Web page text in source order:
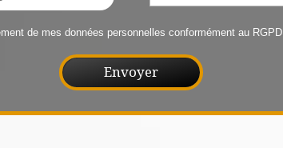
de mes données personnelles conformément au RGPD.